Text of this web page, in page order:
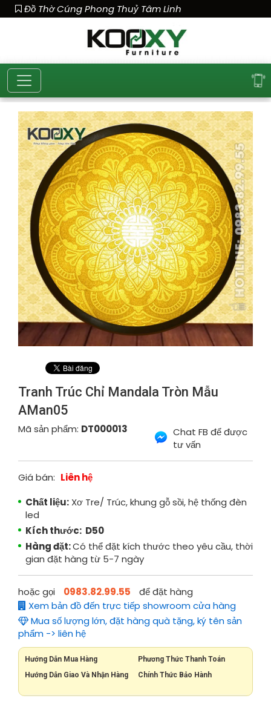
Đồ Thờ Cúng Phong Thuỷ Tâm Linh
Tranh Trúc Chỉ Mandala Tròn Mẫu
AMan05
Mã sản phẩm: DT000013
Chat FB để được
tư vấn
Giá bán: Liên hệ
Chất liệu: Xơ Tre/ Trúc, khung gỗ sồi, hệ thống đèn
led
Kích thước: D50
Hàng đặt:Có thể đặt kích thước theo yêu cầu, thời
gian đặt hàng từ 5-7 ngày
hoặc gọi 0983.82.99.55
để đặt hàng
Xem bản đồ đến trực tiếp showroom cửa hàng
Mua số lượng lớn, đặt hàng quà tặng, ký tên sản
phẩm -> liên hệ
Hướng Dẫn Mua Hàng
Phương Thức Thanh Toán
Hướng Dẫn Giao Và Nhận Hàng
Chính Thức Bảo Hành